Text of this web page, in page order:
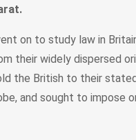
on to study law in
their widely dispersed
the British to their stated
and sought to impose